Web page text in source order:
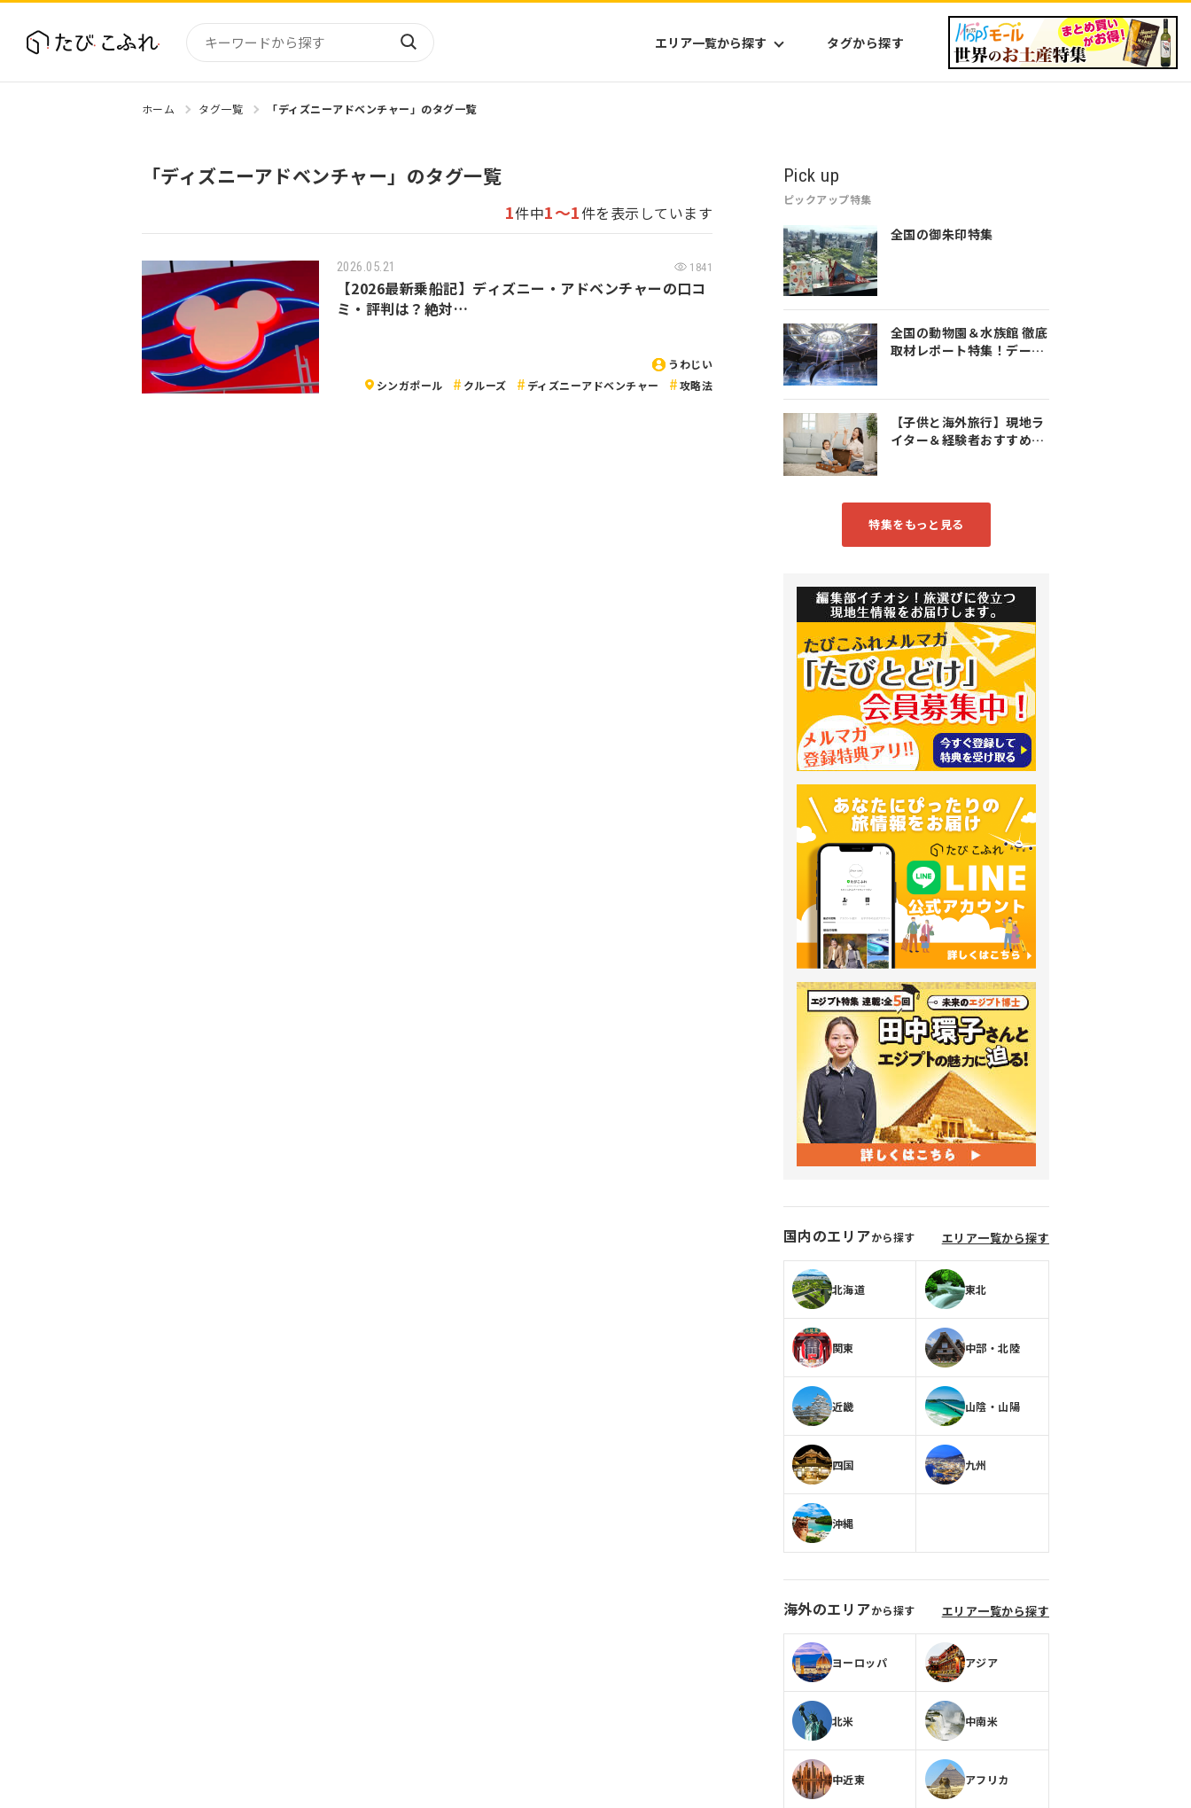
エリア一覧から探す タグから探す
東北
四国
北米
ミクロネシア
ホーム タグ一覧 「ディズニーアドベンチャー」のタグ一覧
「ディズニーアドベンチャー」のタグ一覧
1件中1～1件を表示しています
2026.05.21 1841
【2026最新乗船記】ディズニー・アドベンチャーの口コ
ミ・評判は？絶対…
うわじい
シンガポール
クルーズ ディズニーアドベンチャー 攻略法
Pick up
ピックアップ特集
全国の御朱印特集
全国の動物園＆水族館 徹底
取材レポート特集！デート
【子供と海外旅行】現地ラ
イター＆経験者おすすめス
特集をもっと見る
国内のエリアから探す エリア一覧から探す
北海道 東北
関東 中部・北陸
近畿 山陰・山陽
四国 九州
沖縄
海外のエリアから探す エリア一覧から探す
ヨーロッパ アジア
北米 中南米
中近東 アフリカ